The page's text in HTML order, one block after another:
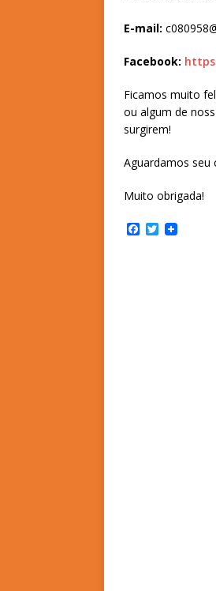
E-mail:
Facebook:
Ficamos muito
ou algum de
surgirem!
Aguardamos seu
Muito obrigada!
T